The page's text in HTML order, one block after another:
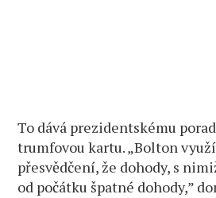
To dává prezidentskému
trumfovou kartu. „Bolton
přesvědčení, že dohody, s
od počátku špatné dohody,”